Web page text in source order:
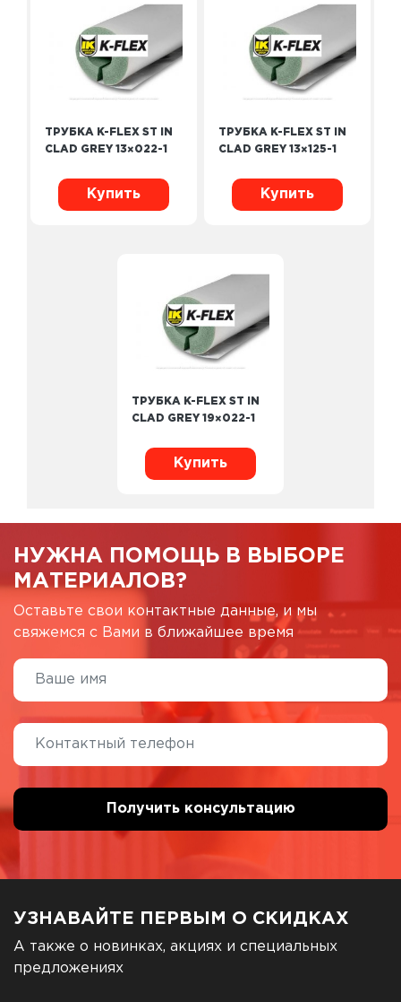
ТРУБКА K-FLEX ST IN
CLAD GREY 13×022-1
Купить
ТРУБКА K-FLEX ST IN
CLAD GREY 13×125-1
Купить
ТРУБКА K-FLEX ST IN
CLAD GREY 19×022-1
Купить
НУЖНА ПОМОЩЬ В ВЫБОРЕ
МАТЕРИАЛОВ?
Оставьте свои контактные данные, и мы
свяжемся с Вами в ближайшее время
УЗНАВАЙТЕ ПЕРВЫМ О СКИДКАХ
А также о новинках, акциях и специальных
предложениях